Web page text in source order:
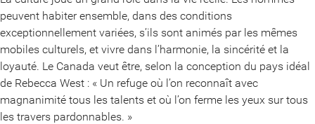
peuvent habiter ensemble, dans des conditions
exceptionnellement variées, s’ils sont animés par les mêmes
mobiles culturels, et vivre dans l’harmonie, la sincérité et la
loyauté. Le Canada veut être, selon la conception du pays idéal
de Rebecca West : « Un refuge où l’on reconnaît avec
magnanimité tous les talents et où l’on ferme les yeux sur tous
les travers pardonnables. »